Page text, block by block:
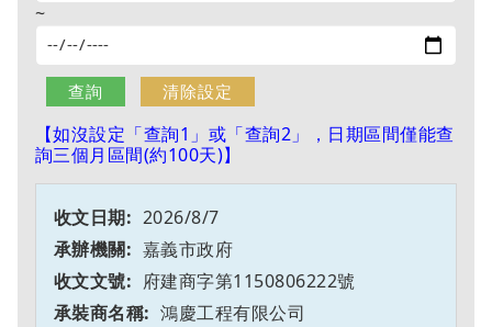
~
【如沒設定「查詢1」或「查詢2」，日期區間僅能查
詢三個月區間(約100天)】
2026/8/7
嘉義市政府
府建商字第1150806222號
鴻慶工程有限公司